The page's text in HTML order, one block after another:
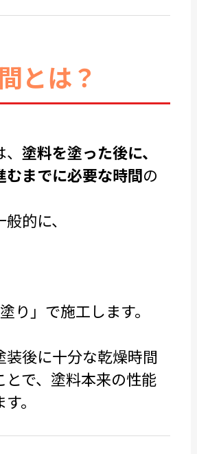
とは？
塗料を塗った後に、
むまでに必要な時間の
的に、
り」で施工します。
装後に十分な乾燥時間
とで、塗料本来の性能
。